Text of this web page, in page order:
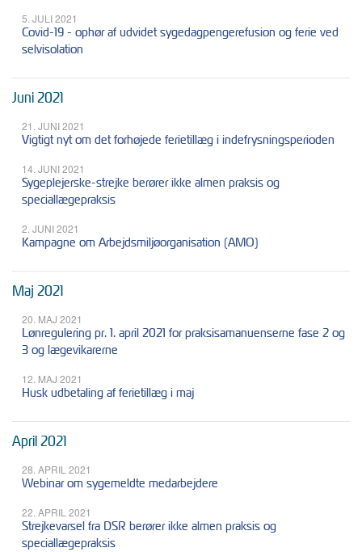
5. JULI 2021
Covid-19 - ophør af udvidet sygedagpengerefusion og ferie ved
selvisolation
Juni 2021
21. JUNI 2021
Vigtigt nyt om det forhøjede ferietillæg i indefrysningsperioden
14. JUNI 2021
Sygeplejerske-strejke berører ikke almen praksis og
speciallægepraksis
2. JUNI 2021
Kampagne om Arbejdsmiljøorganisation (AMO)
Maj 2021
20. MAJ 2021
Lønregulering pr. 1. april 2021 for praksisamanuenserne fase 2 og
3 og lægevikarerne
12. MAJ 2021
Husk udbetaling af ferietillæg i maj
April 2021
28. APRIL 2021
Webinar om sygemeldte medarbejdere
22. APRIL 2021
Strejkevarsel fra DSR berører ikke almen praksis og
speciallægepraksis